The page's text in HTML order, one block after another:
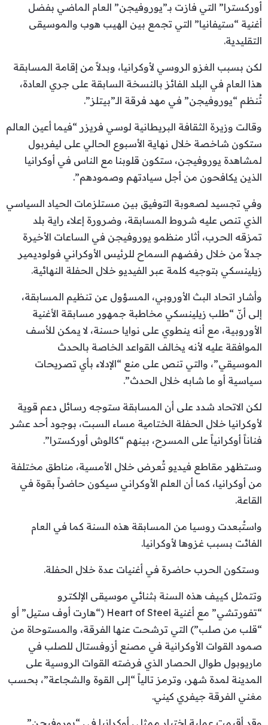
أوركسترا” التي فازت بـ”يوروفيجن” العام الماضي بفضل
أغنية “ستيفانيا” التي تجمع بين الهيب هوب والموسيقى
التقليدية.
لكن بسبب الغزو الروسي لأوكرانيا، وبدلاً من إقامة المسابقة
هذا العام في البلد الفائز بالنسخة السابقة على جري العادة،
تُنظم “يوروفيجن” في مهد فرقة الـ”بيتلز”.
وقالت وزيرة الثقافة البريطانية لوسي فريزر “فيما أعين العالم
ستكون شاخصة خلال نهاية الأسبوع الحالي على ليفربول
لمشاهدة يوروفيجن، ستكون قلوبنا مع الناس في أوكرانيا
الذين يكافحون من أجل سيادتهم وصمودهم”.
وفي تجسيد لصعوبة التوفيق بين مستلزمات الحياد السياسي
الذي تنص عليه شروط المسابقة، وضرورة إعلاء راية بلد
تمزقه الحرب، أثار منظمو يوروفيجن في الساعات الأخيرة
جدلاً من خلال رفضهم السماح للرئيس الأوكراني فولوديمير
زيلينسكي بتوجيه كلمة عبر الفيديو خلال الحفلة النهائية.
وأشار اتحاد البث الأوروبي، المسؤول عن تنظيم المسابقة،
إلى أنّ “طلب زيلينسكي مخاطبة جمهور مسابقة الأغنية
الأوروبية، مع أنه ينطوي على نوايا حسنة، لا يمكن للأسف
الموافقة عليه لأنه يخالف القواعد الخاصة بالحدث
الموسيقي”، والتي تنص على منع “الإدلاء بأي تصريحات
سياسية أو ما شابه خلال الحدث”.
لكن الاتحاد شدد على أن المسابقة ستوجه رسائل دعم قوية
لأوكرانيا خلال الحفلة الختامية مساء السبت، بوجود أحد عشر
فناناً أوكرانياً على المسرح، بينهم “كالوش أوركسترا”.
وستظهر مقاطع فيديو تُعرض خلال الأمسية، مناطق مختلفة
من أوكرانيا، كما أن العلم الأوكراني سيكون حاضراً بقوة في
القاعة.
واستُبعدت روسيا من المسابقة هذه السنة كما في العام
الفائت بسبب غزوها لأوكرانيا.
وستكون الحرب حاضرة في أغنيات عدة خلال الحفلة.
وتتمثل كييف هذه السنة بثنائي موسيقى الإلكترو
“تفورتشي” مع أغنية Heart of Steel (“هارت أوف ستيل” أو
“قلب من صلب”) التي ترشحت عنها الفرقة، والمستوحاة من
صمود القوات الأوكرانية في مصنع أزوفستال للصلب في
ماريوبول طوال الحصار الذي فرضته القوات الروسية على
المدينة لمدة شهر، وترمز تالياً “إلى القوة والشجاعة”، بحسب
مغني الفرقة جيفري كيني.
وقد أقيمت عملية اختيار ممثلي أوكرانيا في “يوروفيجن”